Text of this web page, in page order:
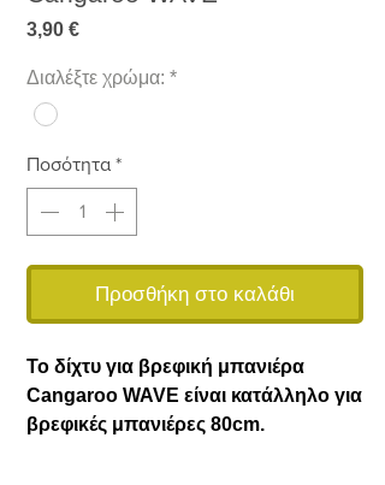
3,90 €Τιμή
Διαλέξτε χρώμα: *
Ποσότητα *
Προσθήκη στο καλάθι
Το δίχτυ για βρεφική μπανιέρα
Cangaroo WAVE είναι κατάλληλο για
βρεφικές μπανιέρες 80cm.